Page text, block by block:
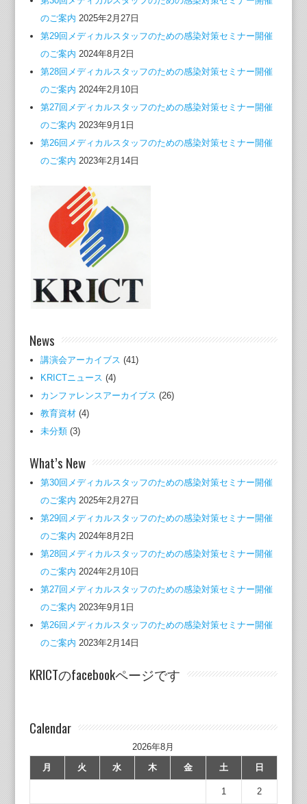
のご案内 2025年2月27日
第29回メディカルスタッフのための感染対策セミナー開催
のご案内 2024年8月2日
第28回メディカルスタッフのための感染対策セミナー開催
のご案内 2024年2月10日
第27回メディカルスタッフのための感染対策セミナー開催
のご案内 2023年9月1日
第26回メディカルスタッフのための感染対策セミナー開催
のご案内 2023年2月14日
News
講演会アーカイブス (41)
KRICTニュース (4)
カンファレンスアーカイブス (26)
教育資材(4)
未分類(3)
What’s New
第30回メディカルスタッフのための感染対策セミナー開催
のご案内 2025年2月27日
第29回メディカルスタッフのための感染対策セミナー開催
のご案内 2024年8月2日
第28回メディカルスタッフのための感染対策セミナー開催
のご案内 2024年2月10日
第27回メディカルスタッフのための感染対策セミナー開催
のご案内 2023年9月1日
第26回メディカルスタッフのための感染対策セミナー開催
のご案内 2023年2月14日
KRICTのfacebookページです
Calendar
2026年8月
月
火 水 木 金 土 日
1 2